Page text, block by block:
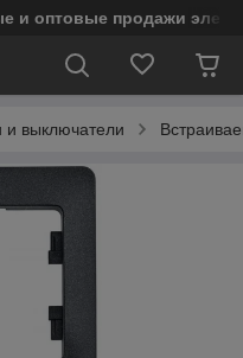
и оптовые продажи
и выключатели